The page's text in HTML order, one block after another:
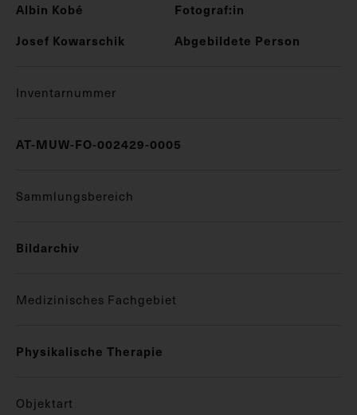
Albin Kobé
Fotograf:in
Josef Kowarschik
Abgebildete Person
Inventarnummer
AT-MUW-FO-002429-0005
Sammlungsbereich
Bildarchiv
Medizinisches Fachgebiet
Physikalische Therapie
Objektart